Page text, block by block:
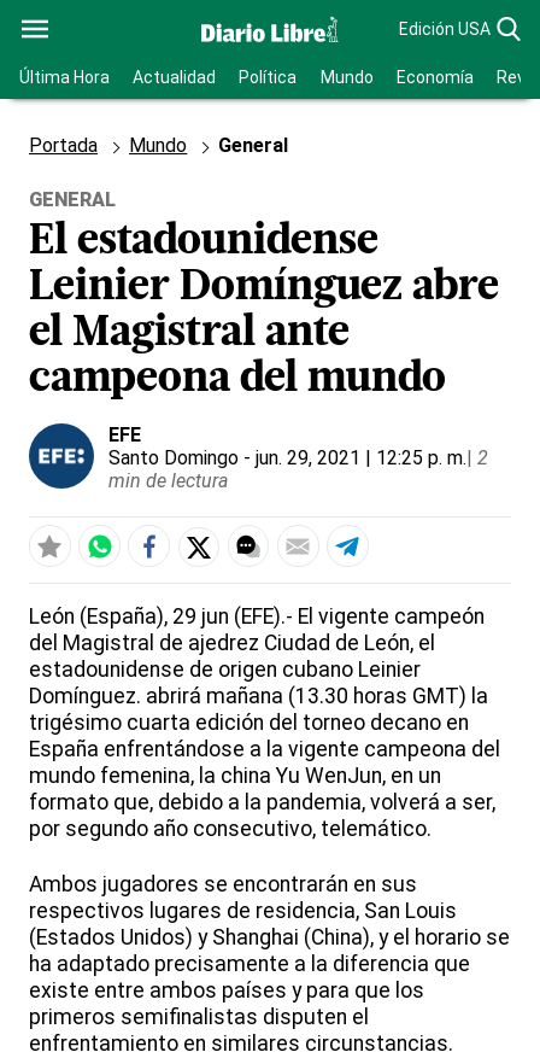
Edición USA
Última Hora Actualidad Política Mundo Economía
Portada Mundo General
GENERAL
El estadounidense
Leinier Domínguez abre
el Magistral ante
campeona del mundo
EFE
Santo Domingo - jun. 29, 2021 | 12:25 p. m.| 2
min de lectura
León (España), 29 jun (EFE).- El vigente campeón
del Magistral de ajedrez Ciudad de León, el
estadounidense de origen cubano Leinier
Domínguez. abrirá mañana (13.30 horas GMT) la
trigésimo cuarta edición del torneo decano en
España enfrentándose a la vigente campeona del
mundo femenina, la china Yu WenJun, en un
formato que, debido a la pandemia, volverá a ser,
por segundo año consecutivo, telemático.
Ambos jugadores se encontrarán en sus
respectivos lugares de residencia, San Louis
(Estados Unidos) y Shanghai (China), y el horario se
ha adaptado precisamente a la diferencia que
existe entre ambos países y para que los
primeros semifinalistas disputen el
enfrentamiento en similares circunstancias.